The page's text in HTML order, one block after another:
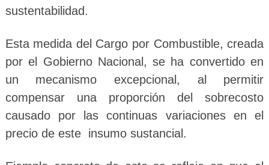
sustentabilidad.
Esta medida del Cargo por Combustible, creada
por el Gobierno Nacional, se ha convertido en
un mecanismo excepcional, al permitir
compensar una proporción del sobrecosto
causado por las continuas variaciones en el
precio de este insumo sustancial.